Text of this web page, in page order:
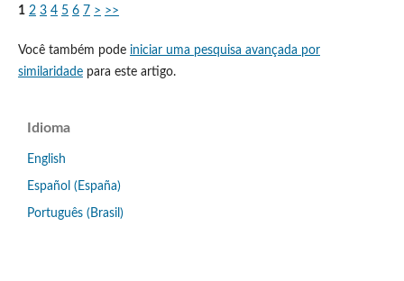
1 2 3 4 5 6 7 > >>
Você também pode iniciar uma pesquisa avançada por
similaridadepara este artigo.
Idioma
English
Español (España)
Português (Brasil)